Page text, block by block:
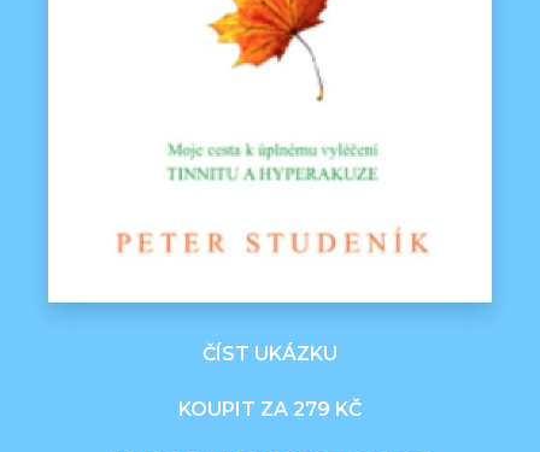
ČÍST UKÁZKU
KOUPIT ZA 279 KČ